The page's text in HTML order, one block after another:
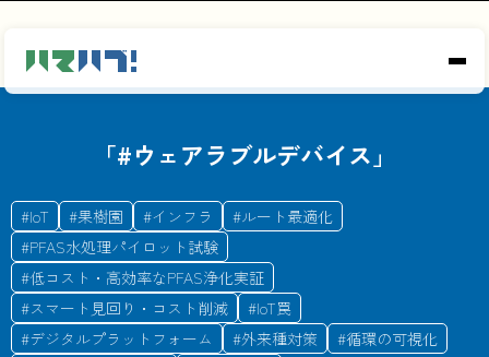
「#ウェアラブルデバイス 」
#IoT #果樹園 #インフラ #ルート最適化
#PFAS水処理パイロット試験
#低コスト・高効率なPFAS浄化実証
#スマート見回り・コスト削減 #IoT罠
#デジタルプラットフォーム #外来種対策 #循環の可視化